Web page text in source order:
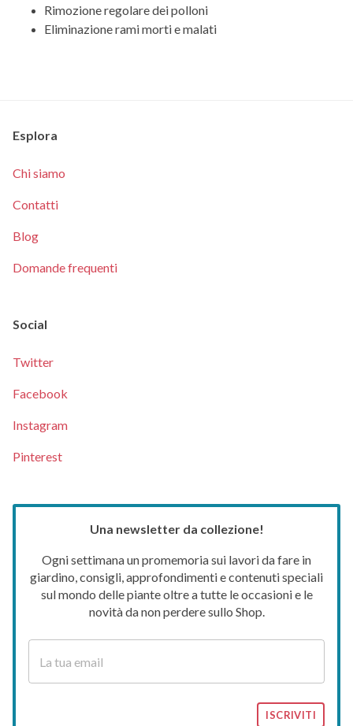
Rimozione regolare dei polloni
Eliminazione rami morti e malati
Esplora
Chi siamo
Contatti
Blog
Domande frequenti
Social
Twitter
Facebook
Instagram
Pinterest
Una newsletter da collezione!
Ogni settimana un promemoria sui lavori da fare in
giardino, consigli, approfondimenti e contenuti speciali
sul mondo delle piante oltre a tutte le occasioni e le
novità da non perdere sullo Shop.
ISCRIVITI